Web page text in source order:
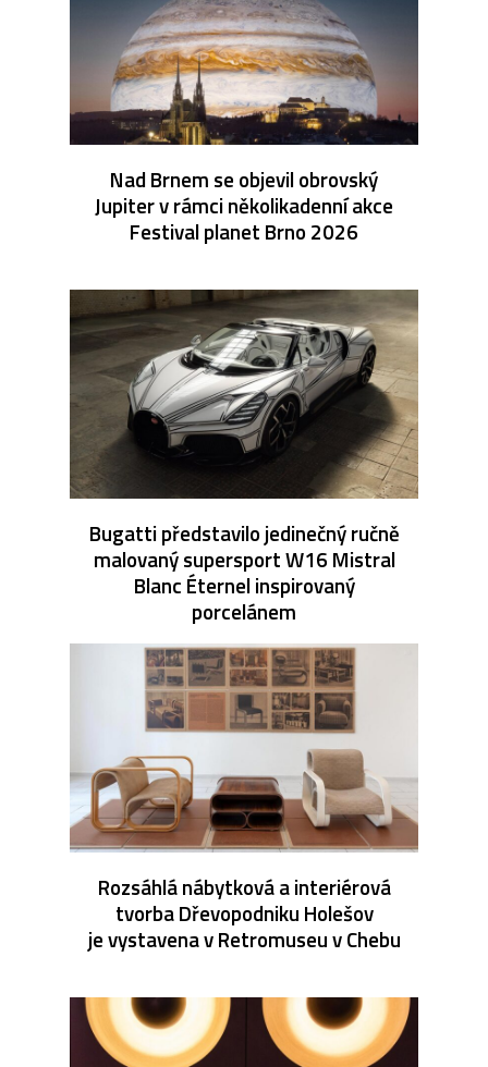
Nad Brnem se objevil obrovský
Jupiter v rámci několikadenní akce
Festival planet Brno 2026
Bugatti představilo jedinečný ručně
malovaný supersport W16 Mistral
Blanc Éternel inspirovaný
porcelánem
Rozsáhlá nábytková a interiérová
tvorba Dřevopodniku Holešov
je vystavena v Retromuseu v Chebu